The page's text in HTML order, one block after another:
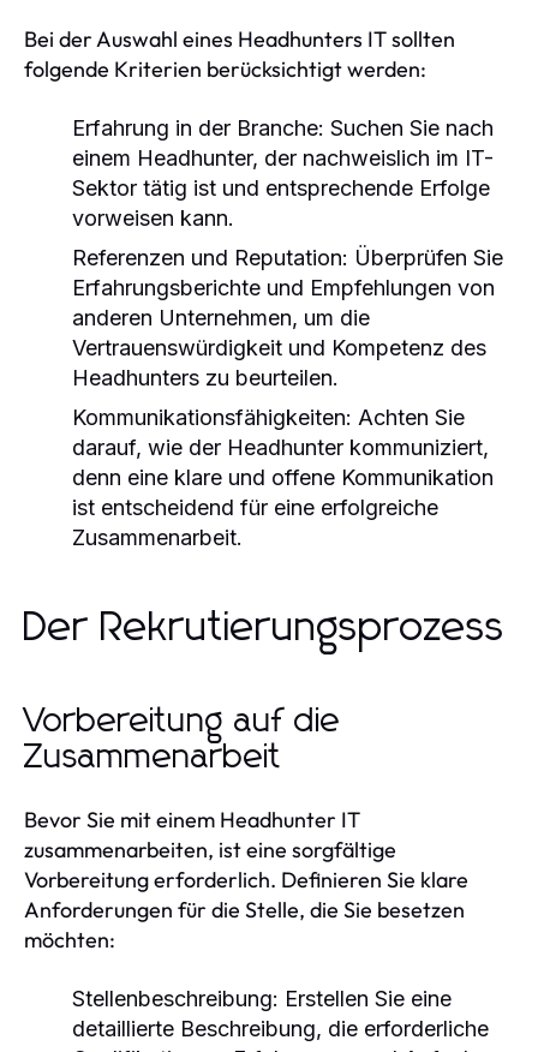
Bei der Auswahl eines Headhunters IT sollten
folgende Kriterien berücksichtigt werden:
Erfahrung in der Branche: Suchen Sie nach
einem Headhunter, der nachweislich im IT-
Sektor tätig ist und entsprechende Erfolge
vorweisen kann.
Referenzen und Reputation: Überprüfen Sie
Erfahrungsberichte und Empfehlungen von
anderen Unternehmen, um die
Vertrauenswürdigkeit und Kompetenz des
Headhunters zu beurteilen.
Kommunikationsfähigkeiten: Achten Sie
darauf, wie der Headhunter kommuniziert,
denn eine klare und offene Kommunikation
ist entscheidend für eine erfolgreiche
Zusammenarbeit.
Der Rekrutierungsprozess
Vorbereitung auf die
Zusammenarbeit
Bevor Sie mit einem Headhunter IT
zusammenarbeiten, ist eine sorgfältige
Vorbereitung erforderlich. Definieren Sie klare
Anforderungen für die Stelle, die Sie besetzen
möchten:
Stellenbeschreibung: Erstellen Sie eine
detaillierte Beschreibung, die erforderliche